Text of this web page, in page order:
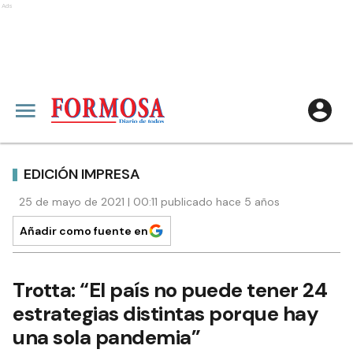
Ads
EDICIÓN IMPRESA
25 de mayo de 2021 | 00:11 publicado hace 5 años
Añadir como fuente en
Trotta: “El país no puede tener 24
estrategias distintas porque hay
una sola pandemia”